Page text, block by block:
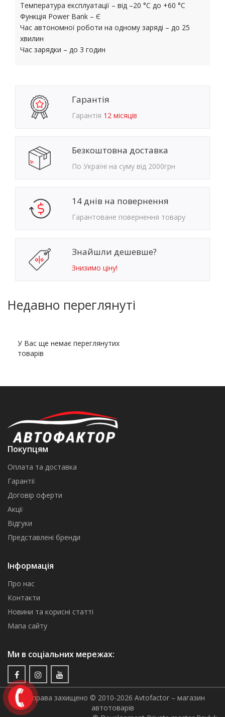
Температура експлуатації – від –20 °C до +60 °C
Функція Power Bank – Є
Час автономної роботи на одному заряді – до 25
хвилин
Час зарядки – до 3 годин
Гарантія
Гарантія 12 місяців
Безкоштовна доставка
По Україні на суму від 2000грн
14 днів на повернення
Гарантоване повернення товару
Знайшли дешевше?
Знизимо ціну!
Недавно переглянуті
У Вас ще немає переглянутих
товарів
Покупцям
Оплата та доставка
Гарантії
Договір оферти
Акції
Відгуки
Представлені бренди
Інформація
Про нас
Контакти
Новини та корисні статті
Мапа сайту
Ми в соціальних мережах:
Всі права захищено © 2010-2026 Avtofactor – магазин
автотоварів